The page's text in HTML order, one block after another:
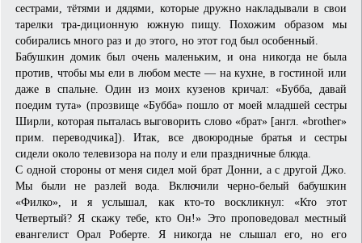
сестрами, тётями и дядями, которые дружно накладывали в свои
тарелки тра-диционную южную пищу. Похожим образом мы
собирались много раз и до этого, но этот год был особенный.
Бабушкин домик был очень маленьким, и она никогда не была
против, чтобы мы ели в любом месте — на кухне, в гостиной или
даже в спальне. Один из моих кузенов кричал: «Бубба, давай
поедим тута» (прозвище «Бубба» пошло от моей младшей сестры
Ширли, которая пыталась выговорить слово «брат» [англ. «brother»
прим. переводчика]). Итак, все двоюродные братья и сестры
сидели около телевизора на полу и ели праздничные блюда.
С одной стороны от меня сидел мой брат Донни, а с другой Джо.
Мы были не разлей вода. Включили черно-белый бабушкин
«Филко», и я услышал, как кто-то воскликнул: «Кто этот
Четвертый? Я скажу тебе, кто Он!» Это проповедовал местный
евангелист Орал Роберте. Я никогда не слышал его, но его